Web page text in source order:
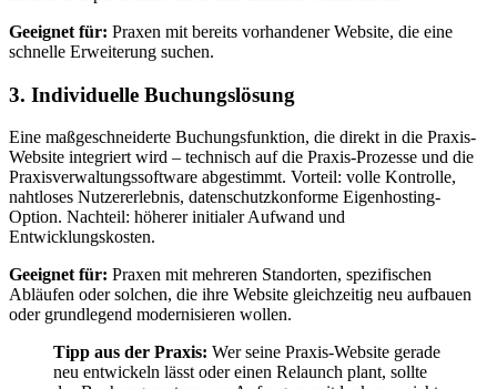
Geeignet für: Praxen mit bereits vorhandener Website, die eine
schnelle Erweiterung suchen.
3. Individuelle Buchungslösung
Eine maßgeschneiderte Buchungsfunktion, die direkt in die Praxis-
Website integriert wird – technisch auf die Praxis-Prozesse und die
Praxisverwaltungssoftware abgestimmt. Vorteil: volle Kontrolle,
nahtloses Nutzererlebnis, datenschutzkonforme Eigenhosting-
Option. Nachteil: höherer initialer Aufwand und
Entwicklungskosten.
Geeignet für: Praxen mit mehreren Standorten, spezifischen
Abläufen oder solchen, die ihre Website gleichzeitig neu aufbauen
oder grundlegend modernisieren wollen.
Tipp aus der Praxis: Wer seine Praxis-Website gerade
neu entwickeln lässt oder einen Relaunch plant, sollte